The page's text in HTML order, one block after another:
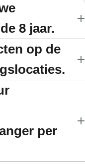
8 jaar.
op de
per